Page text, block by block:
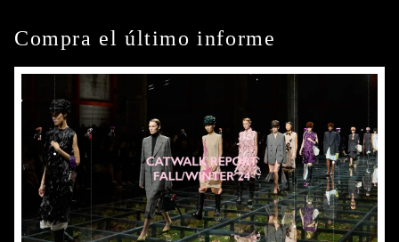
Compra el último informe